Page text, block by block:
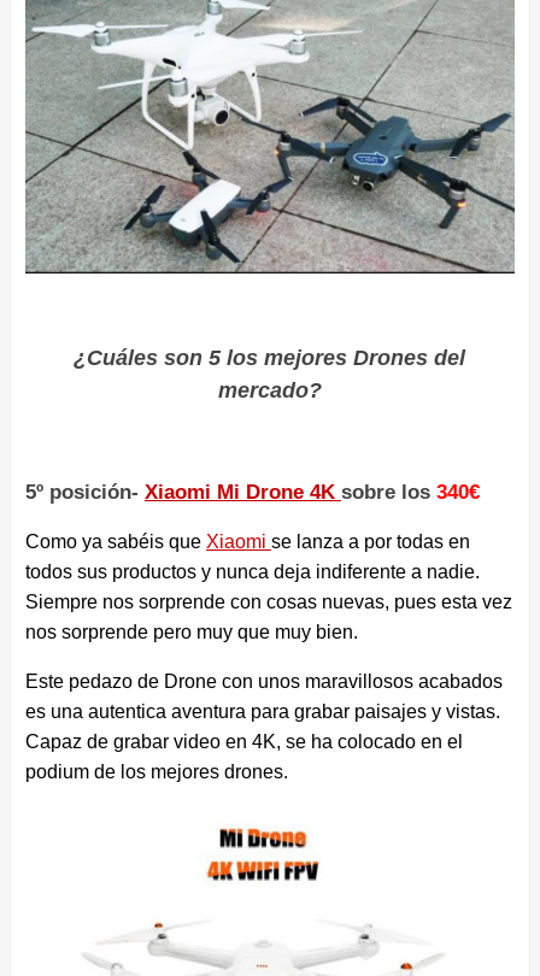
¿Cuáles son 5 los mejores Drones del
mercado?
5º posición- Xiaomi Mi Drone 4K sobre los 340€
Como ya sabéis que Xiaomi se lanza a por todas en
todos sus productos y nunca deja indiferente a nadie.
Siempre nos sorprende con cosas nuevas, pues esta vez
nos sorprende pero muy que muy bien.
Este pedazo de Drone con unos maravillosos acabados
es una autentica aventura para grabar paisajes y vistas.
Capaz de grabar video en 4K, se ha colocado en el
podium de los mejores drones.